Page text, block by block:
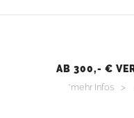
AB 300,- €
*mehr Infos >